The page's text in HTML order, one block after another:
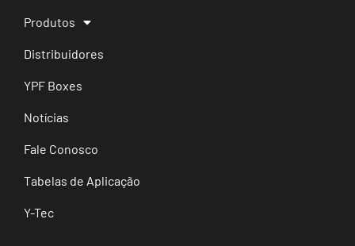
Produtos
Distribuidores
YPF Boxes
Notícias
Fale Conosco
Tabelas de Aplicação
Y-Tec